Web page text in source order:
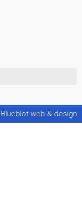
Blueblot web & design